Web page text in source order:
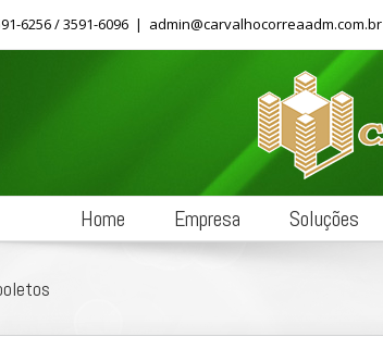
6256 / 3591-6096 | admin@carvalhocorreaadm.com.br
Home Empresa Soluções